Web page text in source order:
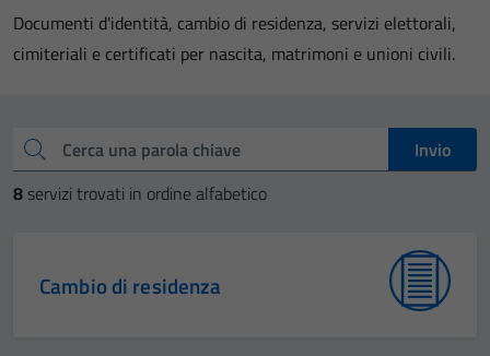
Documenti d'identità, cambio di residenza, servizi elettorali,
cimiteriali e certificati per nascita, matrimoni e unioni civili.
Cerca una parola chiave
Invio
8 servizi trovati in ordine alfabetico
Cambio di residenza